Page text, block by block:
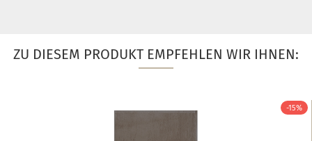
ZU DIESEM PRODUKT EMPFEHLEN WIR IHNEN:
-15%